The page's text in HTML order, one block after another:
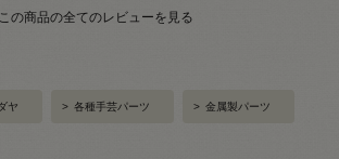
この商品の全てのレビューを見る
ヤ > 各種手芸パーツ > 金属製パーツ